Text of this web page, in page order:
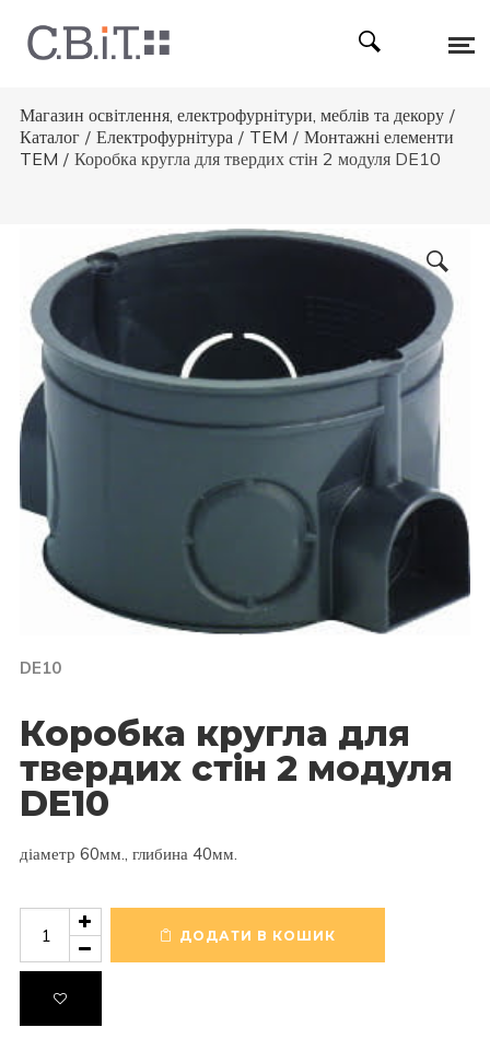
Магазин освітлення, електрофурнітури, меблів та декору /
Каталог / Електрофурнітура / TEM / Монтажні елементи
TEM / Коробка кругла для твердих стін 2 модуля DE10
DE10
Коробка кругла для
твердих стін 2 модуля
DE10
діаметр 60мм., глибина 40мм.
кругла
для
2
ДОДАТИ В КОШИК